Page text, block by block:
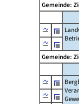
Gemeinde:
Gemeinde: